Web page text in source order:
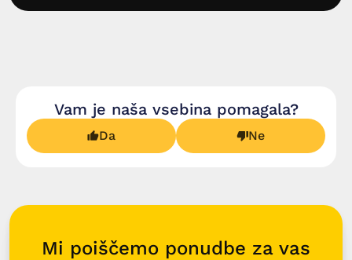
Vam je naša vsebina pomagala?
Da Ne
Mi poiščemo ponudbe za vas